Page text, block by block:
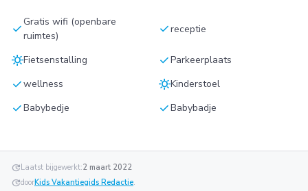
check Gratis wifi (openbare
ruimtes)
checkreceptie
sunnyFietsenstalling checkParkeerplaats
checkwellness sunnyKinderstoel
checkBabybedje checkBabybadje
updateLaatst bijgewerkt:2 maart 2022
updatedoorKids Vakantiegids Redactie.